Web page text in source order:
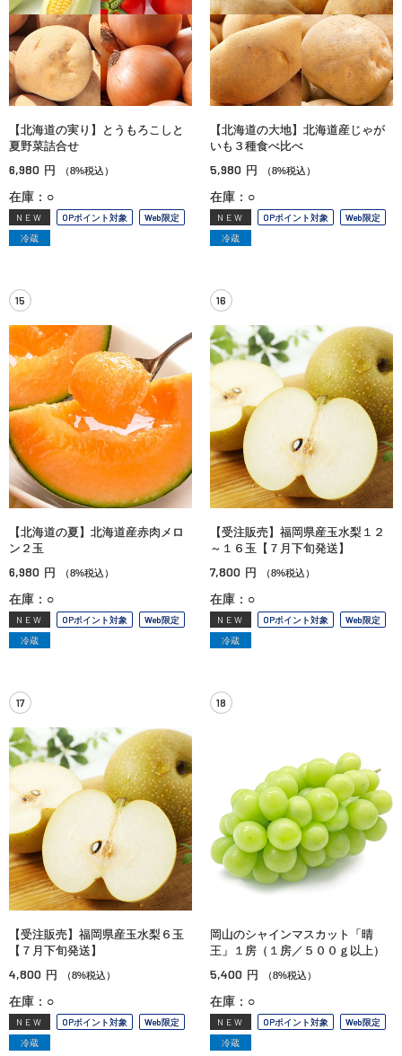
【北海道の実り】とうもろこしと
夏野菜詰合せ
6,980 円 （8%税込）
在庫：○
NEW OPポイント対象
Web限定
冷蔵
【北海道の大地】北海道産じゃが
いも３種食べ比べ
5,980 円 （8%税込）
在庫：○
NEW OPポイント対象
Web限定
冷蔵
15
【北海道の夏】北海道産赤肉メロ
ン２玉
6,980 円 （8%税込）
在庫：○
NEW OPポイント対象
Web限定
冷蔵
16
【受注販売】福岡県産玉水梨１２
～１６玉【７月下旬発送】
7,800 円 （8%税込）
在庫：○
NEW OPポイント対象
Web限定
冷蔵
17
【受注販売】福岡県産玉水梨６玉
【７月下旬発送】
4,800 円 （8%税込）
在庫：○
NEW OPポイント対象
Web限定
冷蔵
18
岡山のシャインマスカット「晴
王」１房（１房／５００ｇ以上）
5,400 円 （8%税込）
在庫：○
NEW OPポイント対象
Web限定
冷蔵